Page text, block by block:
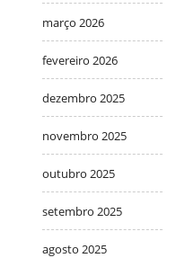
março 2026
fevereiro 2026
dezembro 2025
novembro 2025
outubro 2025
setembro 2025
agosto 2025